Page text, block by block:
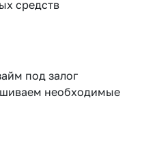
средств
под залог
необходимые